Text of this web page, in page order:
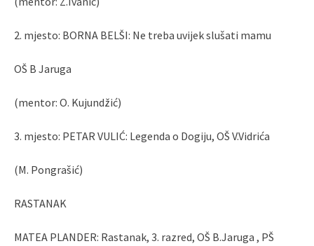
2. mjesto: BORNA BELŠI: Ne treba uvijek slušati mamu
OŠ B Jaruga
(mentor: O. Kujundžić)
3. mjesto: PETAR VULIĆ: Legenda o Dogiju, OŠ V.Vidrića
(M. Pongrašić)
RASTANAK
MATEA PLANDER: Rastanak, 3. razred, OŠ B.Jaruga , PŠ